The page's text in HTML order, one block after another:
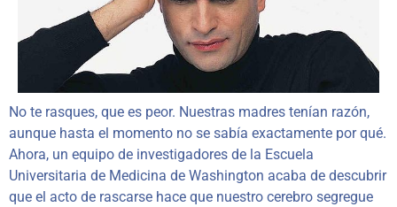
No te rasques, que es peor. Nuestras madres tenían razón,
aunque hasta el momento no se sabía exactamente por qué.
Ahora, un equipo de investigadores de la Escuela
Universitaria de Medicina de Washington acaba de descubrir
que el acto de rascarse hace que nuestro cerebro segregue